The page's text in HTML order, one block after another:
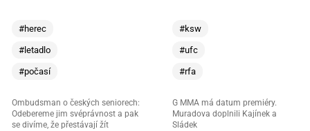
#herec
#letadlo
#počasí
Ombudsman o českých seniorech:
Odebereme jim svéprávnost a pak
se divíme, že přestávají žít
#ksw
#ufc
#rfa
G MMA má datum premiéry.
Muradova doplnili Kajínek a
Sládek